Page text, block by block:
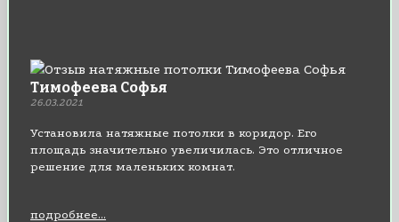
Тимофеева Софья
26.03.2021
Установила натяжные потолки в коридор. Его
площадь значительно увеличилась. Это отличное
решение для маленьких комнат.
подробнее...